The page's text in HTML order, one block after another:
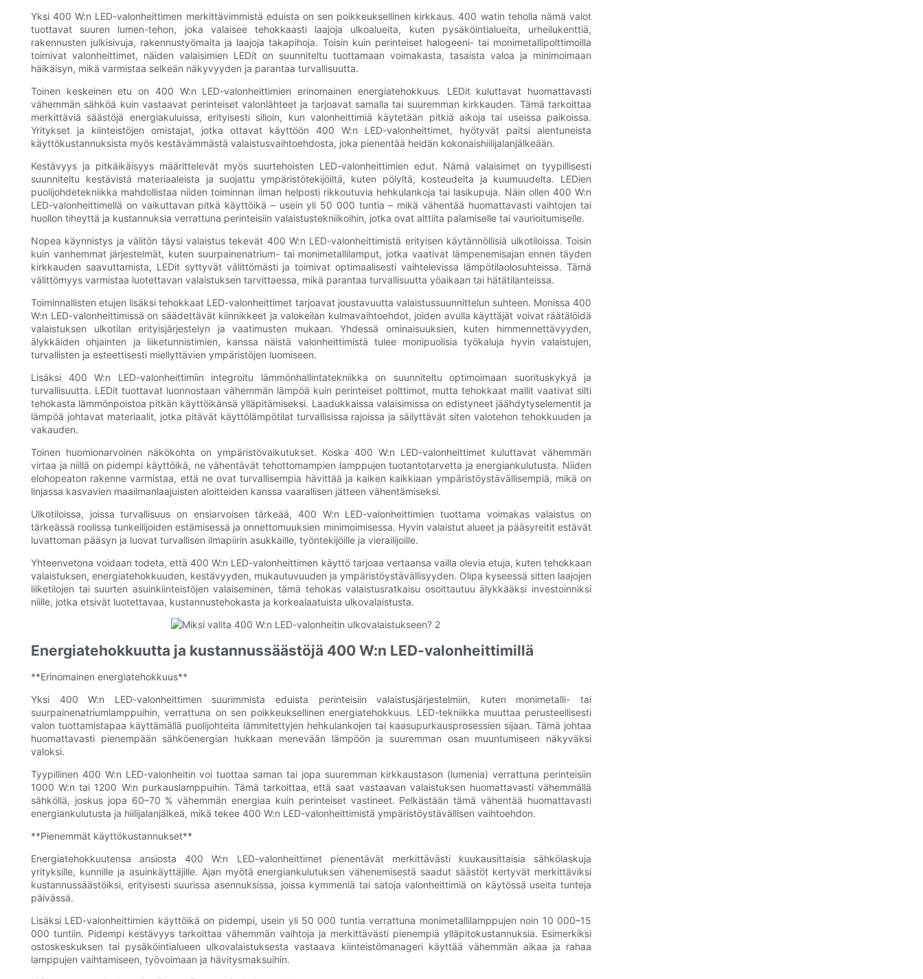
Yksi 400 W:n LED-valonheittimen merkittävimmistä eduista on sen poikkeuksellinen kirkkaus. 400 watin teholla nämä valot
tuottavat suuren lumen-tehon, joka valaisee tehokkaasti laajoja ulkoalueita, kuten pysäköintialueita, urheilukenttiä,
rakennusten julkisivuja, rakennustyömaita ja laajoja takapihoja. Toisin kuin perinteiset halogeeni- tai monimetallipolttimoilla
toimivat valonheittimet, näiden valaisimien LEDit on suunniteltu tuottamaan voimakasta, tasaista valoa ja minimoimaan
häikäisyn, mikä varmistaa selkeän näkyvyyden ja parantaa turvallisuutta.
Toinen keskeinen etu on 400 W:n LED-valonheittimien erinomainen energiatehokkuus. LEDit kuluttavat huomattavasti
vähemmän sähköä kuin vastaavat perinteiset valonlähteet ja tarjoavat samalla tai suuremman kirkkauden. Tämä tarkoittaa
merkittäviä säästöjä energiakuluissa, erityisesti silloin, kun valonheittimiä käytetään pitkiä aikoja tai useissa paikoissa.
Yritykset ja kiinteistöjen omistajat, jotka ottavat käyttöön 400 W:n LED-valonheittimet, hyötyvät paitsi alentuneista
käyttökustannuksista myös kestävämmästä valaistusvaihtoehdosta, joka pienentää heidän kokonaishiilijalanjälkeään.
Kestävyys ja pitkäikäisyys määrittelevät myös suurtehoisten LED-valonheittimien edut. Nämä valaisimet on tyypillisesti
suunniteltu kestävistä materiaaleista ja suojattu ympäristötekijöiltä, ​​kuten pölyltä, kosteudelta ja kuumuudelta. LEDien
puolijohdetekniikka mahdollistaa niiden toiminnan ilman helposti rikkoutuvia hehkulankoja tai lasikupuja. Näin ollen 400 W:n
LED-valonheittimellä on vaikuttavan pitkä käyttöikä – usein yli 50 000 tuntia – mikä vähentää huomattavasti vaihtojen tai
huollon tiheyttä ja kustannuksia verrattuna perinteisiin valaistustekniikoihin, jotka ovat alttiita palamiselle tai vaurioitumiselle.
Nopea käynnistys ja välitön täysi valaistus tekevät 400 W:n LED-valonheittimistä erityisen käytännöllisiä ulkotiloissa. Toisin
kuin vanhemmat järjestelmät, kuten suurpainenatrium- tai monimetallilamput, jotka vaativat lämpenemisajan ennen täyden
kirkkauden saavuttamista, LEDit syttyvät välittömästi ja toimivat optimaalisesti vaihtelevissa lämpötilaolosuhteissa. Tämä
välittömyys varmistaa luotettavan valaistuksen tarvittaessa, mikä parantaa turvallisuutta yöaikaan tai hätätilanteissa.
Toiminnallisten etujen lisäksi tehokkaat LED-valonheittimet tarjoavat joustavuutta valaistussuunnittelun suhteen. Monissa 400
W:n LED-valonheittimissä on säädettävät kiinnikkeet ja valokeilan kulmavaihtoehdot, joiden avulla käyttäjät voivat räätälöidä
valaistuksen ulkotilan erityisjärjestelyn ja vaatimusten mukaan. Yhdessä ominaisuuksien, kuten himmennettävyyden,
älykkäiden ohjainten ja liiketunnistimien, kanssa näistä valonheittimistä tulee monipuolisia työkaluja hyvin valaistujen,
turvallisten ja esteettisesti miellyttävien ympäristöjen luomiseen.
Lisäksi 400 W:n LED-valonheittimiin integroitu lämmönhallintatekniikka on suunniteltu optimoimaan suorituskykyä ja
turvallisuutta. LEDit tuottavat luonnostaan ​​vähemmän lämpöä kuin perinteiset polttimot, mutta tehokkaat mallit vaativat silti
tehokasta lämmönpoistoa pitkän käyttöikänsä ylläpitämiseksi. Laadukkaissa valaisimissa on edistyneet jäähdytyselementit ja
lämpöä johtavat materiaalit, jotka pitävät käyttölämpötilat turvallisissa rajoissa ja säilyttävät siten valotehon tehokkuuden ja
vakauden.
Toinen huomionarvoinen näkökohta on ympäristövaikutukset. Koska 400 W:n LED-valonheittimet kuluttavat vähemmän
virtaa ja niillä on pidempi käyttöikä, ne vähentävät tehottomampien lamppujen tuotantotarvetta ja energiankulutusta. Niiden
elohopeaton rakenne varmistaa, että ne ovat turvallisempia hävittää ja kaiken kaikkiaan ympäristöystävällisempiä, mikä on
linjassa kasvavien maailmanlaajuisten aloitteiden kanssa vaarallisen jätteen vähentämiseksi.
Ulkotiloissa, joissa turvallisuus on ensiarvoisen tärkeää, 400 W:n LED-valonheittimien tuottama voimakas valaistus on
tärkeässä roolissa tunkeilijoiden estämisessä ja onnettomuuksien minimoimisessa. Hyvin valaistut alueet ja pääsyreitit estävät
luvattoman pääsyn ja luovat turvallisen ilmapiirin asukkaille, työntekijöille ja vierailijoille.
Yhteenvetona voidaan todeta, että 400 W:n LED-valonheittimen käyttö tarjoaa vertaansa vailla olevia etuja, kuten tehokkaan
valaistuksen, energiatehokkuuden, kestävyyden, mukautuvuuden ja ympäristöystävällisyyden. Olipa kyseessä sitten laajojen
liiketilojen tai suurten asuinkiinteistöjen valaiseminen, tämä tehokas valaistusratkaisu osoittautuu älykkääksi investoinniksi
niille, jotka etsivät luotettavaa, kustannustehokasta ja korkealaatuista ulkovalaistusta.
Energiatehokkuutta ja kustannussäästöjä 400 W:n LED-valonheittimillä
**Erinomainen energiatehokkuus**
Yksi 400 W:n LED-valonheittimen suurimmista eduista perinteisiin valaistusjärjestelmiin, kuten monimetalli- tai
suurpainenatriumlamppuihin, verrattuna on sen poikkeuksellinen energiatehokkuus. LED-tekniikka muuttaa perusteellisesti
valon tuottamistapaa käyttämällä puolijohteita lämmitettyjen hehkulankojen tai kaasupurkausprosessien sijaan. Tämä johtaa
huomattavasti pienempään sähköenergian hukkaan menevään lämpöön ja suuremman osan muuntumiseen näkyväksi
valoksi.
Tyypillinen 400 W:n LED-valonheitin voi tuottaa saman tai jopa suuremman kirkkaustason (lumenia) verrattuna perinteisiin
1000 W:n tai 1200 W:n purkauslamppuihin. Tämä tarkoittaa, että saat vastaavan valaistuksen huomattavasti vähemmällä
sähköllä, joskus jopa 60–70 % vähemmän energiaa kuin perinteiset vastineet. Pelkästään tämä vähentää huomattavasti
energiankulutusta ja hiilijalanjälkeä, mikä tekee 400 W:n LED-valonheittimistä ympäristöystävällisen vaihtoehdon.
**Pienemmät käyttökustannukset**
Energiatehokkuutensa ansiosta 400 W:n LED-valonheittimet pienentävät merkittävästi kuukausittaisia ​​sähkölaskuja
yrityksille, kunnille ja asuinkäyttäjille. Ajan myötä energiankulutuksen vähenemisestä saadut säästöt kertyvät merkittäviksi
kustannussäästöiksi, erityisesti suurissa asennuksissa, joissa kymmeniä tai satoja valonheittimiä on käytössä useita tunteja
päivässä.
Lisäksi LED-valonheittimien käyttöikä on pidempi, usein yli 50 000 tuntia verrattuna monimetallilamppujen noin 10 000–15
000 tuntiin. Pidempi kestävyys tarkoittaa vähemmän vaihtoja ja merkittävästi pienempiä ylläpitokustannuksia. Esimerkiksi
ostoskeskuksen tai pysäköintialueen ulkovalaistuksesta vastaava kiinteistömanageri käyttää vähemmän aikaa ja rahaa
lamppujen vaihtamiseen, työvoimaan ja hävitysmaksuihin.